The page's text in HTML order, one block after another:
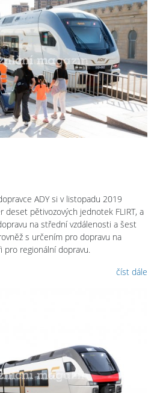
ADY si v listopadu 2019
deset pětivozových jednotek FLIRT, a
na střední vzdálenosti a šest
s určením pro dopravu na
pro regionální dopravu.
číst dále